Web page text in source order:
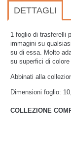
DETTAGLI
1 foglio di trasferelli
immagini su
su di essa. Molto
su superfici di colore
Abbinati alla
Dimensioni foglio:
COLLEZIONE